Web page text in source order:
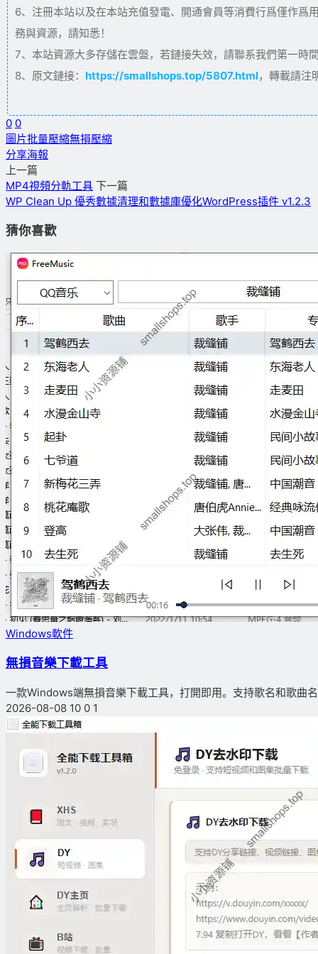
6、注冊本站以及在本站充值發電、開通會員等消費行爲僅作
務與資源，請知悉！
7、本站資源大多存儲在雲盤，若鏈接失效，請聯系我們第一
8、原文鏈接： https://smallshops.top/5807.html，轉載請注
0 0
圖片批量壓縮無損壓縮
分享海報
上一篇
MP4視頻分軌工具 下一篇
WP Clean Up 優秀數據清理和數據庫優化WordPress插件 v1.2.3
猜你喜歡
Windows軟件
無損音樂下載工具
一款Windows端無損音樂下載工具，打開即用。支持歌名和歌曲
2026-08-08 10 0 1